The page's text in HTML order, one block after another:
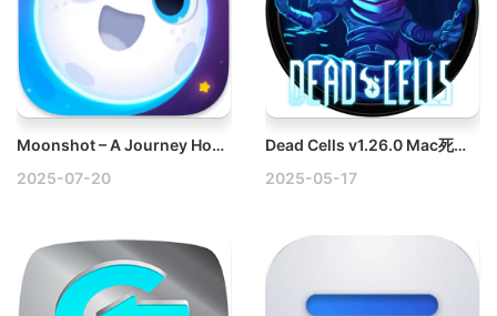
Moonshot – A Journey Home v1.2.1 Mac归旅弹射式太空冒险破解版
2025-07-20
Dead Cells v1.26.0 Mac死亡细胞破解版
2025-05-17